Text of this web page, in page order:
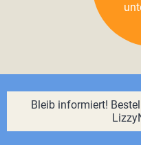
Bleib informiert!